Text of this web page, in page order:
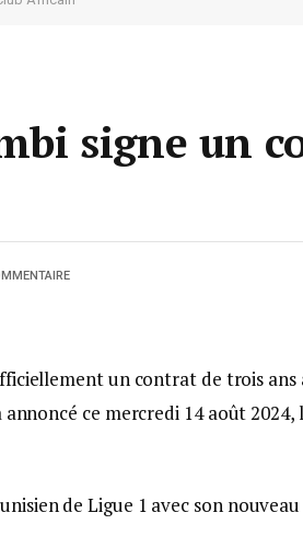
signe un
un contrat de trois ans
annoncé ce mercredi 14 août 2024,
de Ligue 1 avec son